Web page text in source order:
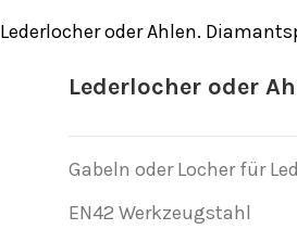
Lederlocher oder Ahlen.
Lederlocher oder
Gabeln oder Locher für
EN42 Werkzeugstahl